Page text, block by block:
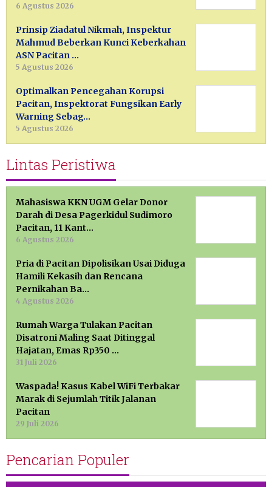
6 Agustus 2026
Prinsip Ziadatul Nikmah, Inspektur
Mahmud Beberkan Kunci Keberkahan
ASN Pacitan …
5 Agustus 2026
Optimalkan Pencegahan Korupsi
Pacitan, Inspektorat Fungsikan Early
Warning Sebag…
5 Agustus 2026
Lintas Peristiwa
Mahasiswa KKN UGM Gelar Donor
Darah di Desa Pagerkidul Sudimoro
Pacitan, 11 Kant…
6 Agustus 2026
Pria di Pacitan Dipolisikan Usai Diduga
Hamili Kekasih dan Rencana
Pernikahan Ba…
4 Agustus 2026
Rumah Warga Tulakan Pacitan
Disatroni Maling Saat Ditinggal
Hajatan, Emas Rp350 …
31 Juli 2026
Waspada! Kasus Kabel WiFi Terbakar
Marak di Sejumlah Titik Jalanan
Pacitan
29 Juli 2026
Pencarian Populer